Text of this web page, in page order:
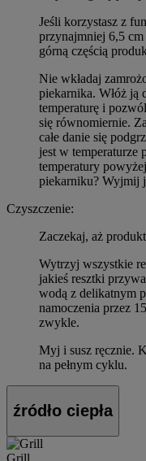
Jeśli korzystasz z
przynajmniej 6,5 cm
górną częścią
Nie wkładaj
piekarnika. Włóż ją
temperaturę i
się równomiernie.
całe danie się
jest w temperaturze
temperatury
piekarniku? Wyjmij
Czyszczenie:
Zaczekaj, aż
Wytrzyj wszystkie
jakieś resztki
wodą z delikatnym
namoczenia przez
zwykle.
Myj i susz ręcznie.
na pełnym cyklu.
źródło ciepła
Grill